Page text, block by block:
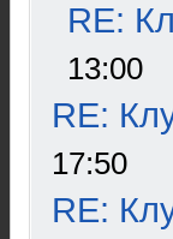
RE:
13:00
RE:
17:50
RE: